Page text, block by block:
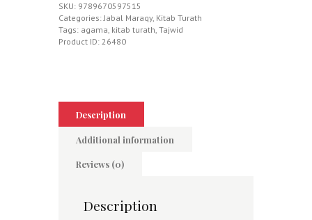
SKU: 9789670597515
Categories:Jabal Maraqy, Kitab Turath
Tags: agama, kitab turath, Tajwid
Product ID: 26480
Description
Additional information
Reviews (0)
Description